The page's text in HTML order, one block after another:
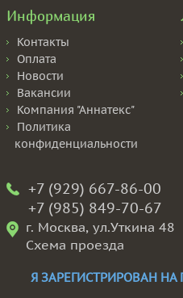
Информация
Контакты
Оплата
Новости
Вакансии
Компания "Аннатекс"
Политика
конфиденциальности
+7 (929) 667-86-00
+7 (985) 849-70-67
г. Москва, ул.Уткина 48
Схема проезда
Я ЗАРЕГИСТРИРОВАН